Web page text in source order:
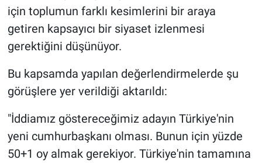
için toplumun farklı kesimlerini bir araya
getiren kapsayıcı bir siyaset izlenmesi
gerektiğini düşünüyor.
Bu kapsamda yapılan değerlendirmelerde şu
görüşlere yer verildiği aktarıldı:
"İddiamız göstereceğimiz adayın Türkiye'nin
yeni cumhurbaşkanı olması. Bunun için yüzde
50+1 oy almak gerekiyor. Türkiye'nin tamamına